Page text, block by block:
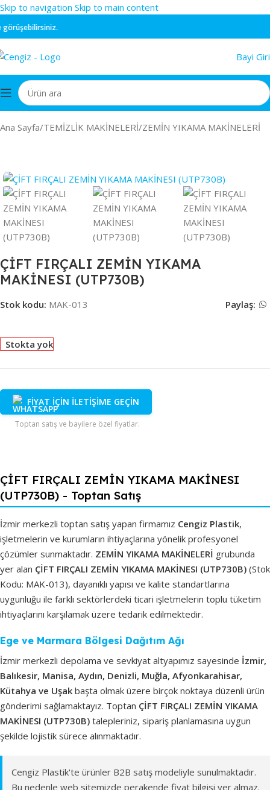
Skip to navigation Skip to main content
Bayi
Ana Sayfa/TEMİZLİK MAKİNELERİ/ZEMİN YIKAMA MAKİNELERİ
ÇİFT FIRÇALI ZEMİN YIKAMA
MAKİNESI (UTP730B)
Stok kodu: MAK-013 Paylaş:
Stokta yok
FİYAT İÇİN İLETİŞİME GEÇİN
Toptan satış ve bayilere özel fiyatlar.
ÇİFT FIRÇALI ZEMİN YIKAMA MAKİNESI
(UTP730B) - Toptan Satış
İzmir merkezli toptan satış yapan firmamız Cengiz Plastik,
işletmelerin ve kurumların ihtiyaçlarına yönelik profesyonel
çözümler sunmaktadır. ZEMİN YIKAMA MAKİNELERİ grubunda
yer alan ÇİFT FIRÇALI ZEMİN YIKAMA MAKİNESI (UTP730B) (Stok
Kodu: MAK-013), dayanıklı yapısı ve kalite standartlarına
uygunluğu ile farklı sektörlerdeki ticari işletmelerin toplu tüketim
ihtiyaçlarını karşılamak üzere tedarik edilmektedir.
Ege ve Marmara Bölgesi Dağıtım Ağı
İzmir merkezli depolama ve sevkiyat altyapımız sayesinde İzmir,
Balıkesir, Manisa, Aydın, Denizli, Muğla, Afyonkarahisar,
Kütahya ve Uşak başta olmak üzere birçok noktaya düzenli ürün
gönderimi sağlamaktayız. Toptan ÇİFT FIRÇALI ZEMİN YIKAMA
MAKİNESI (UTP730B) talepleriniz, sipariş planlamasına uygun
şekilde lojistik sürece alınmaktadır.
Cengiz Plastik'te ürünler B2B satış modeliyle sunulmaktadır.
Bu nedenle web sitemizde perakende fiyat bilgisi yer almaz.